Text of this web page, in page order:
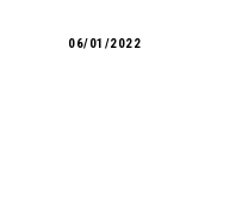
06/01/2022